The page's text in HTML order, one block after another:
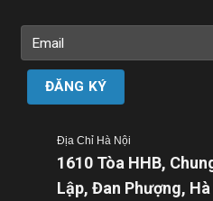
Địa Chỉ Hà Nội
1610 Tòa HHB,
Lập, Đan Phượng,